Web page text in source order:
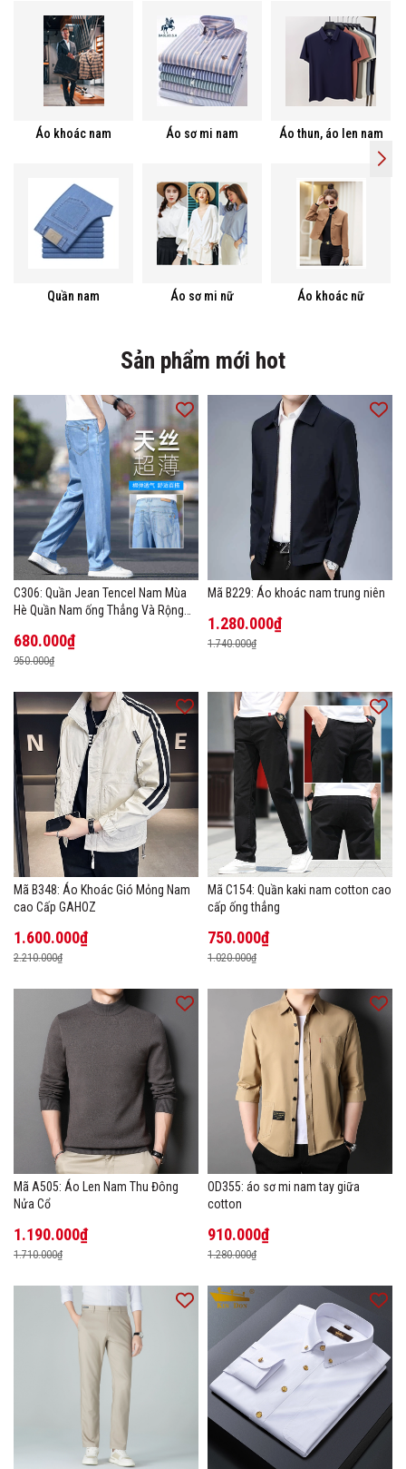
Áo khoác nam Áo sơ mi nam Áo thun, áo len nam
Quần nam Áo sơ mi nữ Áo khoác nữ
Sản phẩm mới hot
C306: Quần Jean Tencel Nam Mùa
Hè Quần Nam ống Thẳng Và Rộng
680.000₫
950.000₫
Mã B229: Áo khoác nam trung niên
1.280.000₫
1.740.000₫
Mã B348: Áo Khoác Gió Mỏng Nam
cao Cấp GAHOZ
1.600.000₫
2.210.000₫
Mã C154: Quần kaki nam cotton cao
cấp ống thẳng
750.000₫
1.020.000₫
Mã A505: Áo Len Nam Thu Đông
Nửa Cổ
1.190.000₫
1.710.000₫
OD355: áo sơ mi nam tay giữa
cotton
910.000₫
1.280.000₫